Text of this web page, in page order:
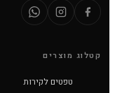
קטלוג מוצרים
טפטים לקירות